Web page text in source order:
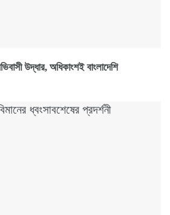
উদ্ধার, অধিকাংশই বাংলাদেশি